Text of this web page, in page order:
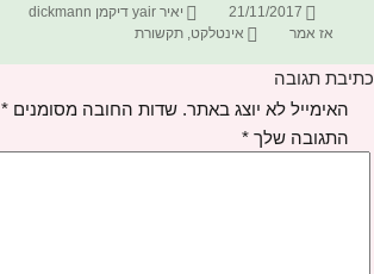
פורסם
בתאריך
21/11/2017 מחבר
יאיר yair דיקמן dickmann
אז אמר
תגיות
אינטלקט,תקשורת
כתיבת תגובה
האימייל לא יוצג באתר. שדות החובה מסומנים *
התגובה שלך *